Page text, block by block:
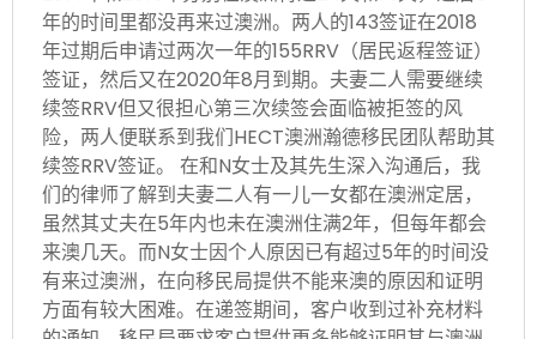
年的时间里都没再来过澳洲。两人的143签证在2018
年过期后申请过两次一年的155RRV（居民返程签证）
签证，然后又在2020年8月到期。夫妻二人需要继续
续签RRV但又很担心第三次续签会面临被拒签的风
险，两人便联系到我们HECT澳洲瀚德移民团队帮助其
续签RRV签证。 在和N女士及其先生深入沟通后，我
们的律师了解到夫妻二人有一儿一女都在澳洲定居，
虽然其丈夫在5年内也未在澳洲住满2年，但每年都会
来澳几天。而N女士因个人原因已有超过5年的时间没
有来过澳洲，在向移民局提供不能来澳的原因和证明
方面有较大困难。在递签期间，客户收到过补充材料